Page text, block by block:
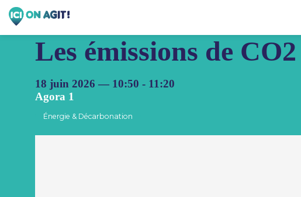
Les émissions de
18 juin 2026 — 10:50 - 11:20
Agora 1
Énergie & Décarbonation